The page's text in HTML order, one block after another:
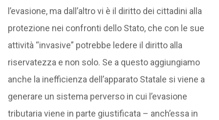
l’evasione, ma dall’altro vi è il diritto dei cittadini alla
protezione nei confronti dello Stato, che con le sue
attività “invasive” potrebbe ledere il diritto alla
riservatezza e non solo. Se a questo aggiungiamo
anche la inefficienza dell’apparato Statale si viene a
generare un sistema perverso in cui l’evasione
tributaria viene in parte giustificata – anch’essa in